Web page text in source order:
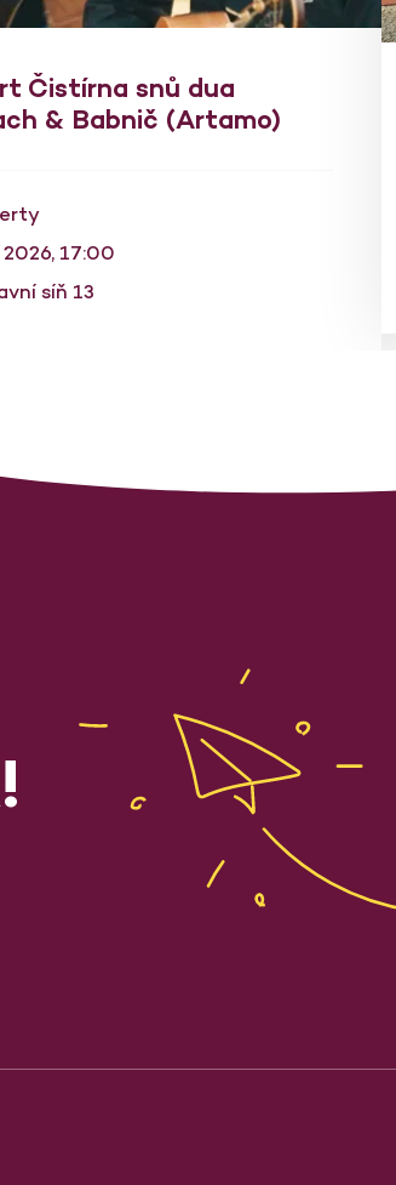
Čistírna snů dua
& Babnič (Artamo)
2026, 17:00
síň 13